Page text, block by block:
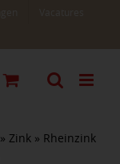
» Zink» Rheinzink